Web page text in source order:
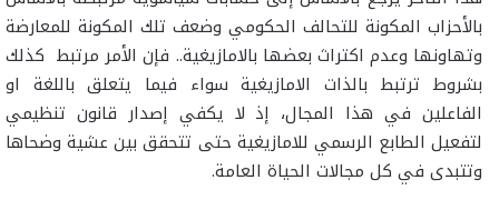
بالأحزاب المكونة للتحالف الحكومي وضعف تلك المكونة للمعارضة
وتهاونها وعدم اكتراث بعضها بالامازيغية.. فإن الأمر مرتبط كذلك
بشروط ترتبط بالذات الامازيغية سواء فيما يتعلق باللغة او
الفاعلين في هذا المجال، إذ لا يكفي إصدار قانون تنظيمي
لتفعيل الطابع الرسمي للامازيغية حتى تتحقق بين عشية وضحاها
وتتبدى في كل مجالات الحياة العامة.